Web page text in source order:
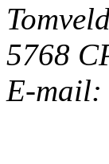
5768
E-mail: